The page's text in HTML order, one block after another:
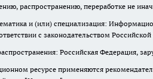
распространению, переработке не
и (или) специализация:
с законодательством
Российская Федерация,
ресурсе применяются